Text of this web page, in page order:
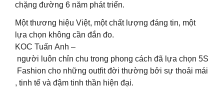
chặng đường 6 năm phát triển.
Một thương hiệu Việt, một chất lượng đáng tin, một
lựa chọn không cần đắn đo.
KOC Tuấn Anh –
người luôn chỉn chu trong phong cách đã lựa chọn 5S
Fashion cho những outfit đời thường bởi sự thoải mái
, tinh tế và đậm tinh thần hiện đại.